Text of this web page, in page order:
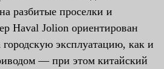
разбитые проселки и
Haval Jolion ориентирован
эксплуатацию, как и
— при этом китайский